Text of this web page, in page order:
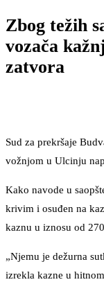
Zbog težih
vozača
zatvora
Sud za prekršaje
vožnjom u Ulcinju
Kako navode u
krivim i osuđen na
kaznu u iznosu od
„Njemu je dežurna
izrekla kazne u